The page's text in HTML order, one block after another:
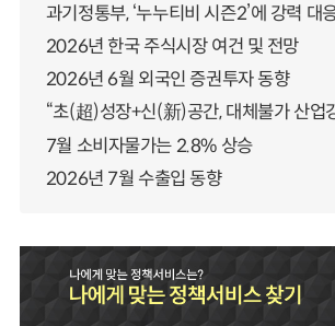
과기정통부, ‘누누티비 시즌2’에 강력 대
2026년 한국 주식시장 여건 및 전망
2026년 6월 외국인 증권투자 동향
“초(超)성장+신(新)공간, 대체불가 산업
7월 소비자물가는 2.8% 상승
2026년 7월 수출입 동향